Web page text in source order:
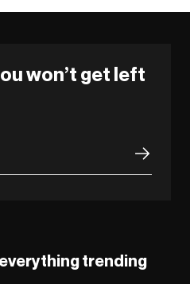
won’t get left
trending